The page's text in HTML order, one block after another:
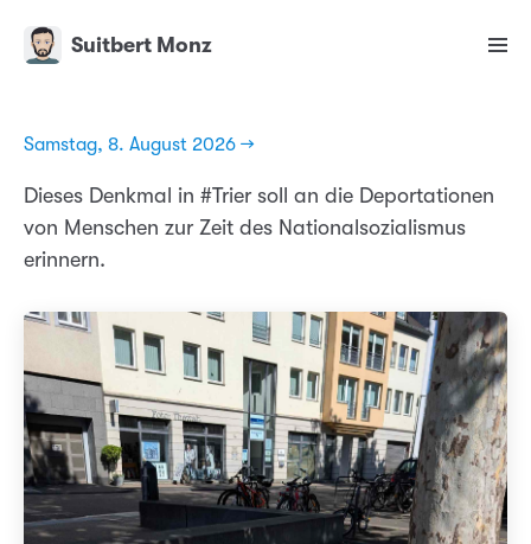
Suitbert Monz
Samstag, 8. August 2026 →
Dieses Denkmal in #Trier soll an die Deportationen
von Menschen zur Zeit des Nationalsozialismus
erinnern.